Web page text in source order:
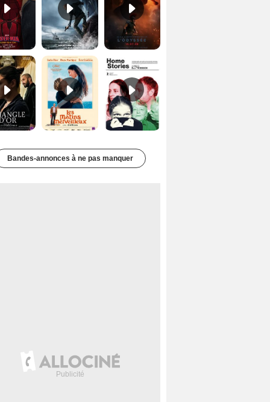
Les Matins merveilleux Bande-annonce VF Home stories Bande-annonce VO STFR
Bandes-annonces à ne pas manquer